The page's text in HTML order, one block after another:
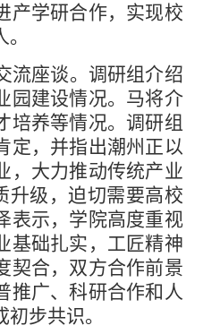
中文
产学研合作，实现校
流座谈。调研组介绍
园建设情况。马将介
培养等情况。调研组
定，并指出潮州正以
，大力推动传统产业
升级，迫切需要高校
表示，学院高度重视
基础扎实，工匠精神
契合，双方合作前景
推广、科研合作和人
步共识。